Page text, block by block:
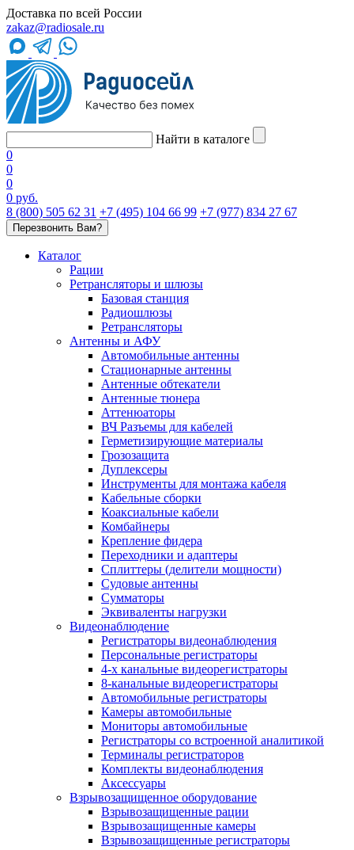
Доставка по всей России
zakaz@radiosale.ru
Найти в каталоге
0
0
0
0 руб.
8 (800) 505 62 31 +7 (495) 104 66 99 +7 (977) 834 27 67
Перезвонить Вам?
Каталог
Рации
Ретрансляторы и шлюзы
Базовая станция
Радиошлюзы
Ретрансляторы
Антенны и АФУ
Автомобильные антенны
Стационарные антенны
Антенные обтекатели
Антенные тюнера
Аттенюаторы
ВЧ Разъемы для кабелей
Герметизирующие материалы
Грозозащита
Дуплексеры
Инструменты для монтажа кабеля
Кабельные сборки
Коаксиальные кабели
Комбайнеры
Крепление фидера
Переходники и адаптеры
Сплиттеры (делители мощности)
Судовые антенны
Сумматоры
Эквиваленты нагрузки
Видеонаблюдение
Регистраторы видеонаблюдения
Персональные регистраторы
4-х канальные видеорегистраторы
8-канальные видеорегистраторы
Автомобильные регистраторы
Камеры автомобильные
Мониторы автомобильные
Регистраторы со встроенной аналитикой
Терминалы регистраторов
Комплекты видеонаблюдения
Аксессуары
Взрывозащищенное оборудование
Взрывозащищенные рации
Взрывозащищенные камеры
Взрывозащищенные регистраторы